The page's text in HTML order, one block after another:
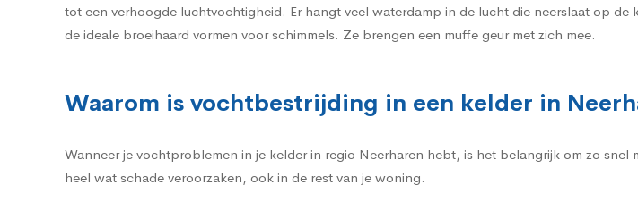
tot een verhoogde luchtvochtigheid. Er hangt veel waterdamp in de lucht die neerslaat op
de ideale broeihaard vormen voor schimmels. Ze brengen een muffe geur met zich mee.
Waarom is vochtbestrijding in een kelder in
Wanneer je vochtproblemen in je kelder in regio Neerharen hebt, is het belangrijk om zo
heel wat schade veroorzaken, ook in de rest van je woning.